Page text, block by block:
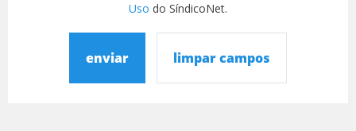
Uso do SíndicoNet.
enviar limpar campos